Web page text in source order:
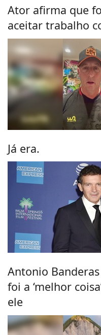
Ator afirma que
aceitar trabalho
Já era.
Antonio
foi a ‘melhor
ele